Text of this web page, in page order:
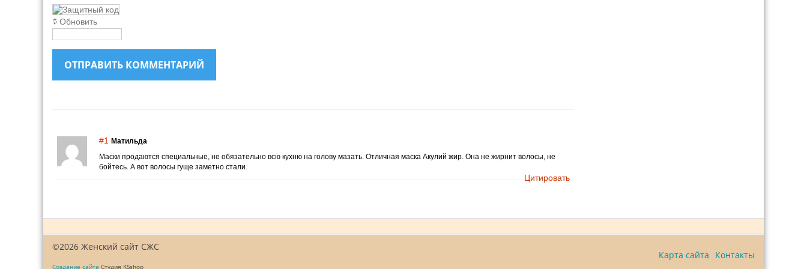
Обновить
ОТПРАВИТЬ КОММЕНТАРИЙ
#1 Матильда
Маски продаются специальные, не обязательно всю кухню на голову мазать. Отличная маска Акулий жир. Она не жирнит волосы, не
бойтесь. А вот волосы гуще заметно стали.
Цитировать
©2026 Женский сайт СЖС
Контакты
Карта сайта
Создание сайта Студия KSshop